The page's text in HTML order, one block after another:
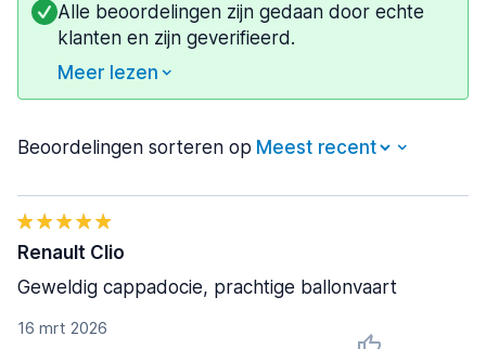
Alle beoordelingen zijn gedaan door echte
klanten en zijn geverifieerd.
Meer lezen
Beoordelingen sorteren op
16 mrt 2026
Renault Clio
Geweldig cappadocie, prachtige ballonvaart